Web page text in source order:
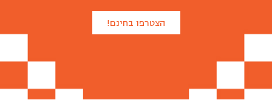
₪180
כמה לארוז לכם?
הצטרפו בחינם!